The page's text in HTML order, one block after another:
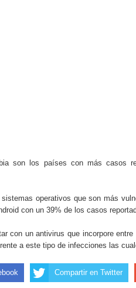
son los países con más casos
operativos que son más
con un 39% de los casos
con un antivirus que incorpore
a este tipo de infecciones las
Compartir en Twitter